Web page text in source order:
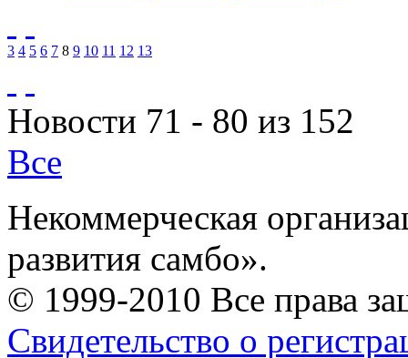
3 4 5 6 7 8 9 10 11 12 13
Новости 71 - 80 из 152
Все
Некоммерческая
развития самбо».
© 1999-2010 Все права
Свидетельство о